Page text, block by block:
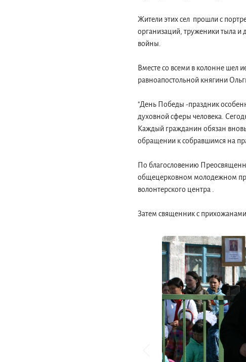
Жители этих сел прошли с
организаций, труженики тыла и
войны.
Вместе со всеми в колонне шел
равноапостольной княгини
"День Победы -праздник
духовной сферы человека.
Каждый гражданин обязан
обращении к собравшимся на
По благословению
общецерковном молодежном
волонтерского центра .
Затем священник с